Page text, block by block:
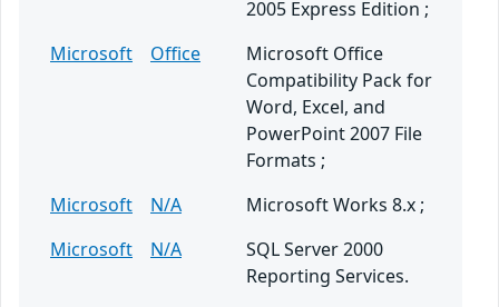
2005 Express Edition ;
Microsoft
Office
Microsoft Office
Compatibility Pack for
Word, Excel, and
PowerPoint 2007 File
Formats ;
Microsoft
N/A
Microsoft Works 8.x ;
Microsoft
N/A
SQL Server 2000
Reporting Services.